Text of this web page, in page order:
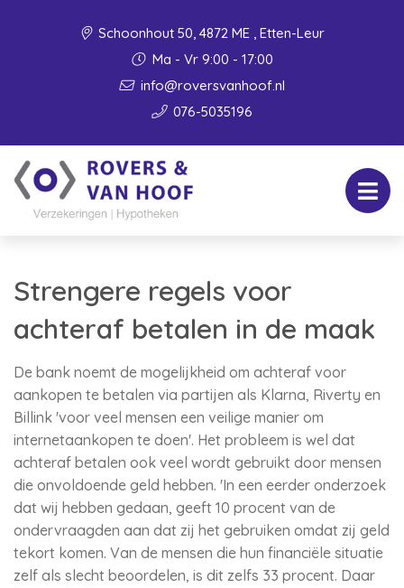
Schoonhout 50, 4872 ME , Etten-Leur
Ma - Vr 9:00 - 17:00
info@roversvanhoof.nl
076-5035196
Strengere regels voor
achteraf betalen in de maak
De bank noemt de mogelijkheid om achteraf voor
aankopen te betalen via partijen als Klarna, Riverty en
Billink 'voor veel mensen een veilige manier om
internetaankopen te doen'. Het probleem is wel dat
achteraf betalen ook veel wordt gebruikt door mensen
die onvoldoende geld hebben. 'In een eerder onderzoek
dat wij hebben gedaan, geeft 10 procent van de
ondervraagden aan dat zij het gebruiken omdat zij geld
tekort komen. Van de mensen die hun financiële situatie
zelf als slecht beoordelen, is dit zelfs 33 procent. Daar